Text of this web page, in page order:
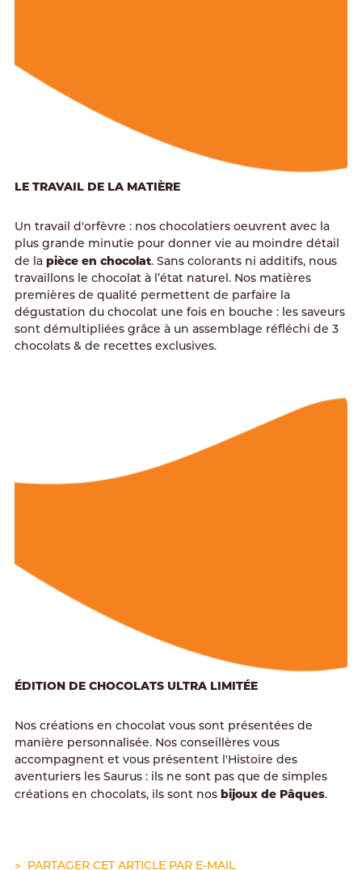
LE TRAVAIL DE LA MATIÈRE
Un travail d'orfèvre : nos chocolatiers oeuvrent avec la
plus grande minutie pour donner vie au moindre détail
de la pièce en chocolat. Sans colorants ni additifs, nous
travaillons le chocolat à l’état naturel. Nos matières
premières de qualité permettent de parfaire la
dégustation du chocolat une fois en bouche : les saveurs
sont démultipliées grâce à un assemblage réfléchi de 3
chocolats & de recettes exclusives.
ÉDITION DE CHOCOLATS ULTRA LIMITÉE
Nos créations en chocolat vous sont présentées de
manière personnalisée. Nos conseillères vous
accompagnent et vous présentent l'Histoire des
aventuriers les Saurus : ils ne sont pas que de simples
créations en chocolats, ils sont nos bijoux de Pâques.
PARTAGER CET ARTICLE PAR E-MAIL